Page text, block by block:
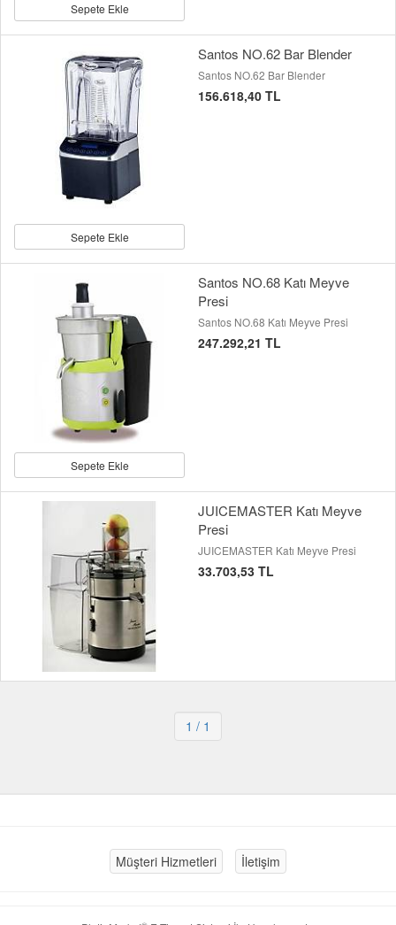
Sepete Ekle
Sepete Ekle
Santos NO.62 Bar Blender
Santos NO.62 Bar Blender
156.618,40 TL
Sepete Ekle
Santos NO.68 Katı Meyve
Presi
Santos NO.68 Katı Meyve Presi
247.292,21 TL
JUICEMASTER Katı Meyve
Presi
JUICEMASTER Katı Meyve Presi
33.703,53 TL
1 / 1
Müşteri Hizmetleri İletişim